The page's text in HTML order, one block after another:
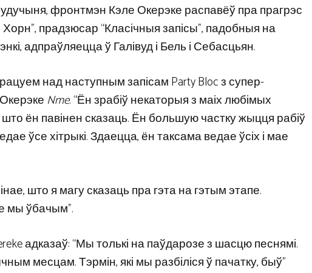
фронтмэн Кэле Окерэке распавёў пра прагрэс
прадзюсар “Класічныя запісы”, падобныя на
адпраўляецца ў Галівуд і Бель і Себасцьян.
над наступным запісам Party Bloc з супер-
Nme. “Ён зрабіў некаторыя з маіх любімых
што ён павінен сказаць. Ён большую частку жыцця рабіў
ўсе хітрыкі. Здаецца, ён таксама ведае ўсіх і мае
што я магу сказаць пра гэта на гэтым этапе.
мы ўбачым”.
адказаў: “Мы толькі на паўдарозе з шасцю песнямі.
месцам. Тэрмін, які мы разбіліся ў пачатку, быў”